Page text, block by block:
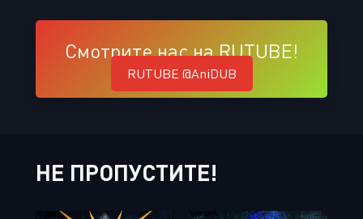
Смотрите нас на RUTUBE!
RUTUBE @AniDUB
НЕ ПРОПУСТИТЕ!